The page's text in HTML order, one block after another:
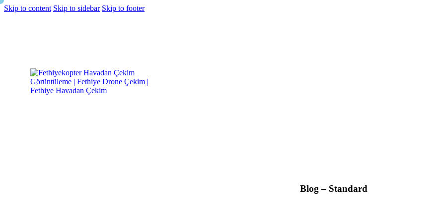
Skip to content Skip to sidebar Skip to footer
Blog – Standard